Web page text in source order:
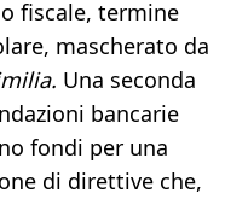
fiscale, termine
mascherato da
Una seconda
bancarie
fondi per una
di direttive che,